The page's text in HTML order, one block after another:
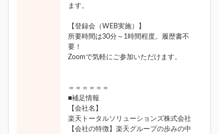
ます。
【登録会（WEB実施）】
所要時間は30分～1時間程度。履歴書不
要！
Zoomで気軽にご参加いただけます。
＝＝＝＝＝＝
■補足情報
【会社名】
楽天トータルソリューションズ株式会社
【会社の特徴】楽天グループの歩みの中